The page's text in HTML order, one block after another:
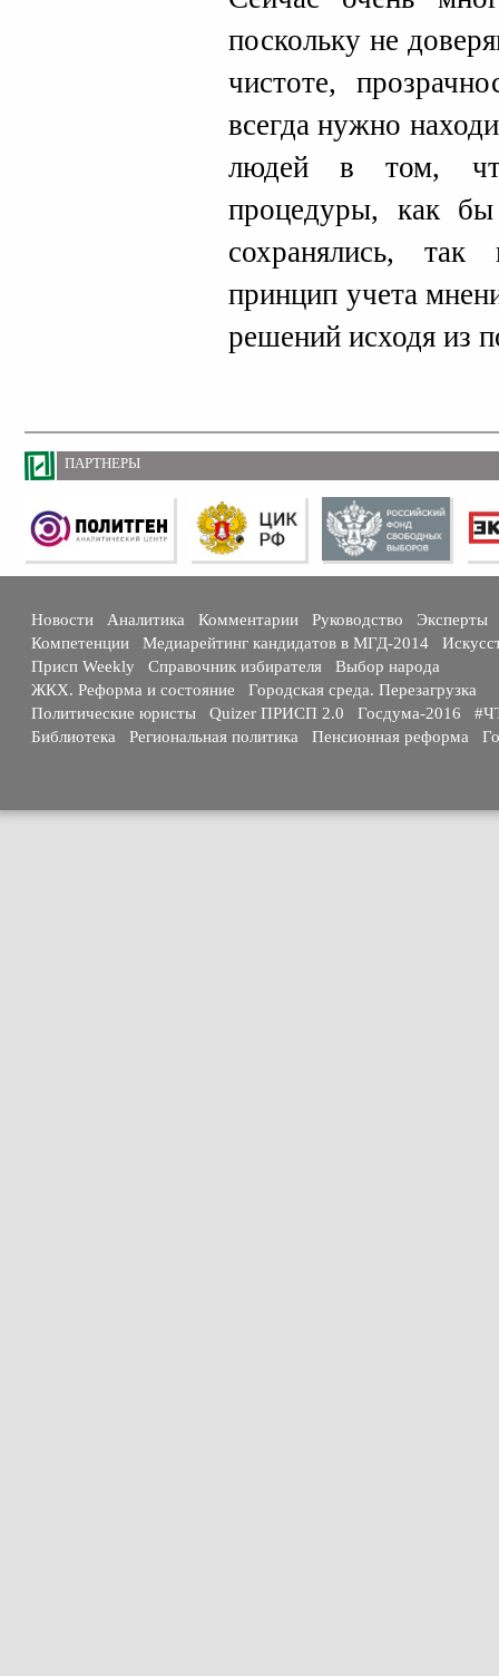
поскольку не
чистоте,
всегда нужно
людей в том,
процедуры, как
сохранялись, так
принцип учета
решений исходя из
ПАРТНЕРЫ
Новости Аналитика Комментарии Руководство
Эксперты
Компетенции
Медиарейтинг кандидатов в МГД-2014
Присп Weekly
Справочник избирателя
Выбор народа
ЖКХ. Реформа и состояние
Городская среда. Перезагрузка
Политические юристы
Quizer ПРИСП 2.0 Госдума-2016
Библиотека
Региональная политика Пенсионная реформа